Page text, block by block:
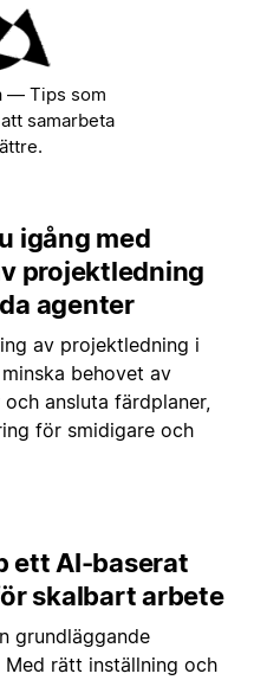
— Tips som
samarbeta
igång med
projektledning
agenter
av projektledning i
behovet av
ansluta färdplaner,
för smidigare och
ett AI-baserat
skalbart arbete
grundläggande
rätt inställning och